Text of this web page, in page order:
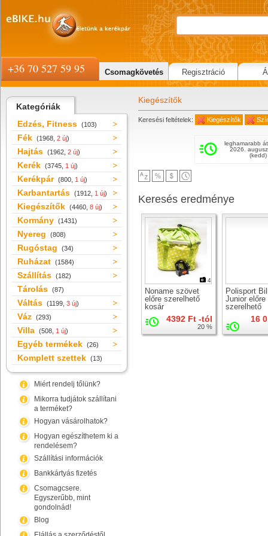
Kategóriák
Edzés, Fitness (103)
Fék (1968, 2 új)
Hajtás (1962, 2 új)
Kerék (3745, 1 új)
Kerékpár (800, 1 új)
Karbantartás (1912, 1 új)
Kiegészítők (4460, 8 új)
Kormány (1431)
Nyereg (808)
Rugóstag (34)
Ruházat (1584)
Szállítás (182)
Tárolás (87)
Váltás (1199, 3 új)
Váz (293)
Villa (508, 1 új)
Egyéb termékek (26)
Komplett szettek (13)
Miért rendelj tőlünk?
Mikorra tudjátok szállítani
a terméket?
Hogyan vásárolhatok?
Hogyan egészíthetem ki a
rendelésem?
Szállítási információk
Bankkártyás fizetés
Csomagcsere.
Egyszerűbb, mint
gondolnád!
Blog
Kiegészítők
Keresési feltételek: Kiegészítők
leghamarabb
2026.
(kedd)
Keresés eredménye
4
Noname szövet
előre szerelhető
kosár
4392 Ft -tól
20 %
Polisport
Junior előre
szerelhető
gyerekülés
16
+36 70 527 59 95 Csomagkövetés Regisztráció